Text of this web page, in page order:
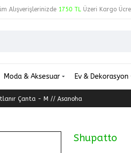
Alışverişlerinizde 1750 TLÜzeri Kargo
Moda & Aksesuar Ev & Dekorasyon
Çanta - M // Asanoha
Shupatto